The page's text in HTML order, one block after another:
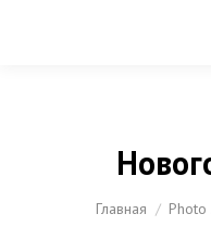
Вы здесь:
Главная Photo